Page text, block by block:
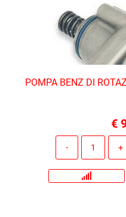
POMPA BENZ DI
€